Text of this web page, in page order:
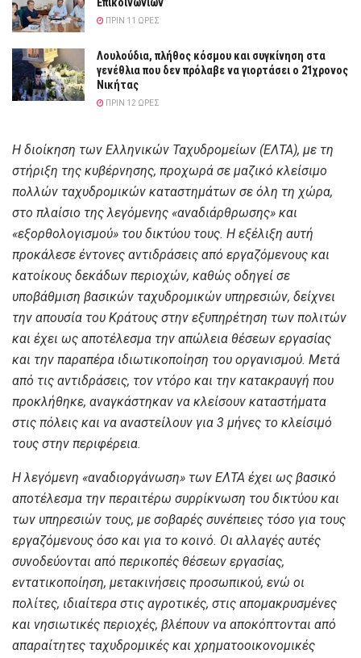
ΠΡΙΝ 11 ΏΡΕΣ
Λουλούδια, πλήθος κόσμου και συγκίνηση στα
γενέθλια που δεν πρόλαβε να γιορτάσει ο 21χρονος
Νικήτας
ΠΡΙΝ 12 ΏΡΕΣ
Η διοίκηση των Ελληνικών Ταχυδρομείων (ΕΛΤΑ), με τη
στήριξη της κυβέρνησης, προχωρά σε μαζικό κλείσιμο
πολλών ταχυδρομικών καταστημάτων σε όλη τη χώρα,
στο πλαίσιο της λεγόμενης «αναδιάρθρωσης» και
«εξορθολογισμού» του δικτύου τους. Η εξέλιξη αυτή
προκάλεσε έντονες αντιδράσεις από εργαζόμενους και
κατοίκους δεκάδων περιοχών, καθώς οδηγεί σε
υποβάθμιση βασικών ταχυδρομικών υπηρεσιών, δείχνει
την απουσία του Κράτους στην εξυπηρέτηση των πολιτών
και έχει ως αποτέλεσμα την απώλεια θέσεων εργασίας
και την παραπέρα ιδιωτικοποίηση του οργανισμού. Μετά
από τις αντιδράσεις, τον ντόρο και την κατακραυγή που
προκλήθηκε, αναγκάστηκαν να κλείσουν καταστήματα
στις πόλεις και να αναστείλουν για 3 μήνες το κλείσιμό
τους στην περιφέρεια.
Η λεγόμενη «αναδιοργάνωση» των ΕΛΤΑ έχει ως βασικό
αποτέλεσμα την περαιτέρω συρρίκνωση του δικτύου και
των υπηρεσιών τους, με σοβαρές συνέπειες τόσο για τους
εργαζόμενους όσο και για το κοινό. Οι αλλαγές αυτές
συνοδεύονται από περικοπές θέσεων εργασίας,
εντατικοποίηση, μετακινήσεις προσωπικού, ενώ οι
πολίτες, ιδιαίτερα στις αγροτικές, στις απομακρυσμένες
και νησιωτικές περιοχές, βλέπουν να αποκόπτονται από
απαραίτητες ταχυδρομικές και χρηματοοικονομικές